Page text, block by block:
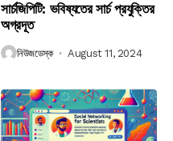
সার্চজিপিটি: ভবিষ্যতের সার্চ প্রযুক্তির
অগ্রদূত
নিউজডেস্ক August 11, 2024